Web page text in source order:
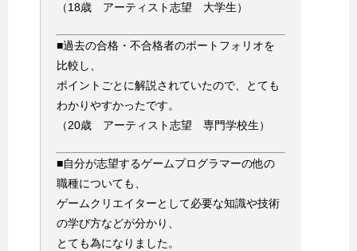
（18歳 アーティスト志望 大学生）
■過去の合格・不合格者のポートフォリオを
比較し、
ポイントごとに解説されていたので、とても
わかりやすかったです。
（20歳 アーティスト志望 専門学校生）
■自分が志望するゲームプログラマーの他の
職種についても、
ゲームクリエイターとして必要な知識や技術
の学び方などが分かり、
とても為になりました。